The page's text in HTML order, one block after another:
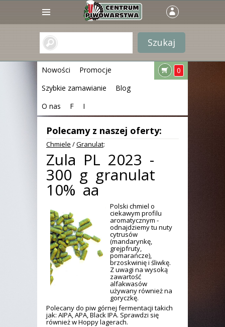
Nowości
Promocje
Szybkie zamawianie
Blog
O nas
F I
0
Polecamy z naszej oferty:
Chmiele /Granulat:
Zula PL 2023 -
300 g granulat
10% aa
Polski chmiel o
ciekawym profilu
aromatycznym -
odnajdziemy tu nuty
cytrusów
(mandarynkę,
grejpfruty,
pomarańcze),
brzoskwinię i śliwkę.
Z uwagi na wysoką
zawartość
alfakwasów
używany również na
goryczkę.
Polecany do piw górnej fermentacji takich
jak: AIPA, APA, Black IPA. Sprawdzi się
również w Hoppy lagerach.